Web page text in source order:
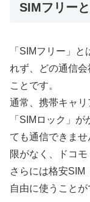
SIMフリー
「SIMフリー」
れず、どの通信
ことです。
通常、携帯キャ
「SIMロック」
ても通信できま
限がなく、ドコ
さらには格安SIM
自由に使うことが